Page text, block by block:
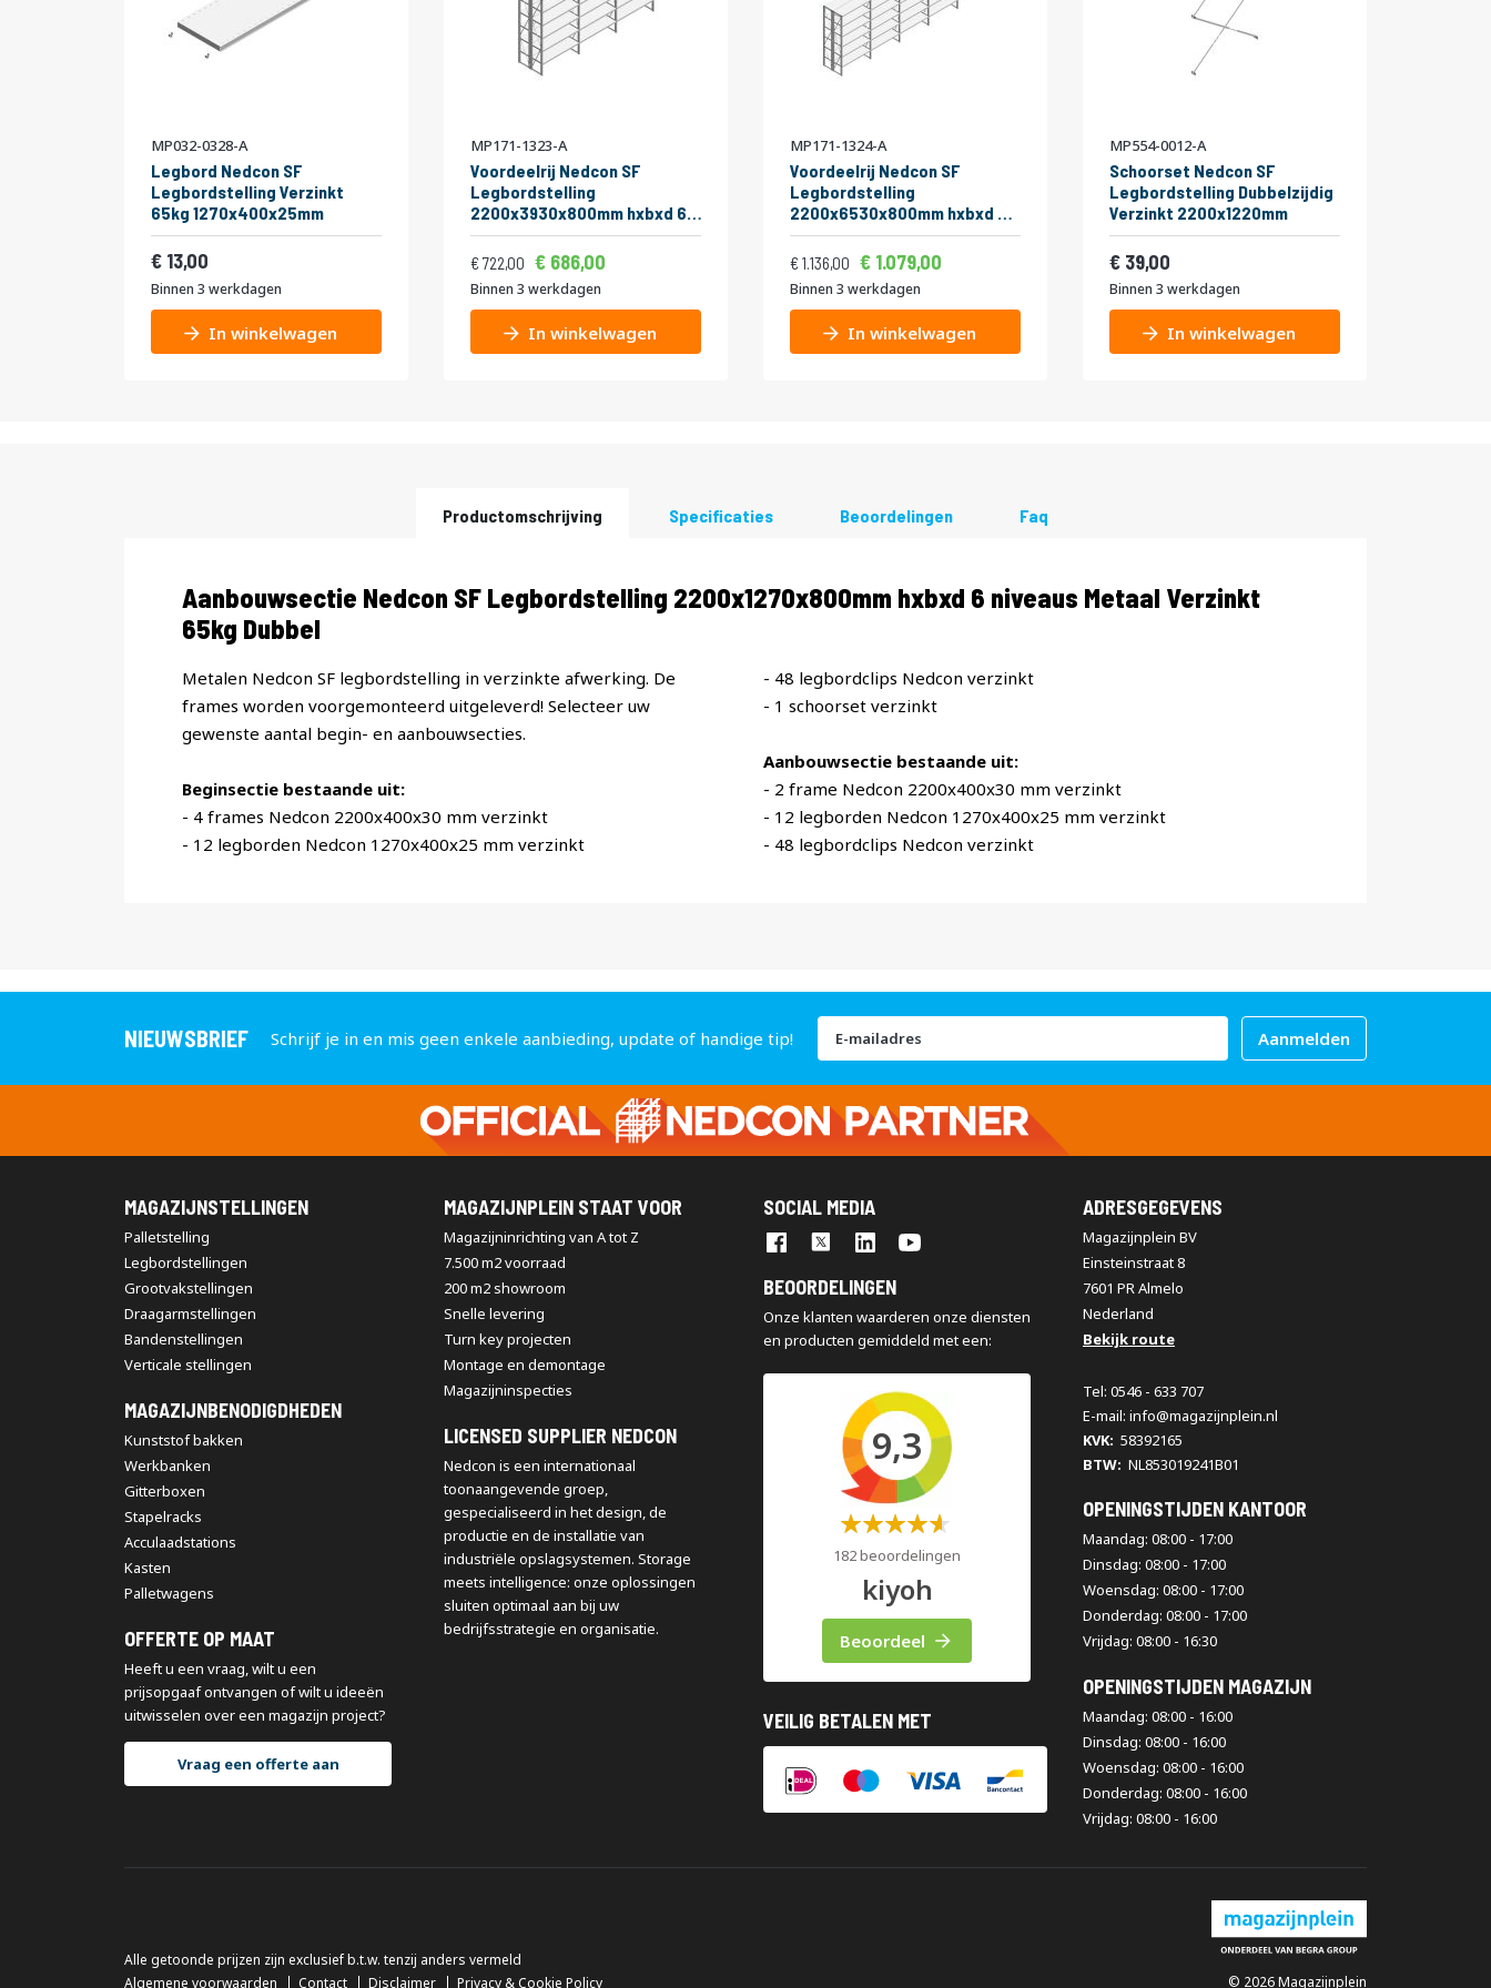
MP032-0328-A
Legbord Nedcon SF
Legbordstelling Verzinkt
65kg 1270x400x25mm
13,00
Binnen 3 werkdagen
In winkelwagen
MP171-1323-A
Voordeelrij Nedcon SF
Legbordstelling
2200x3930x800mm hxbxd 6
niveaus Metaal Verzinkt 65kg
Dubbel
Normale prijs
722,00 873,62
Vanaf
686,00
Binnen 3 werkdagen
In winkelwagen
MP171-1324-A
Voordeelrij Nedcon SF
Legbordstelling
2200x6530x800mm hxbxd 6
niveaus Metaal Verzinkt 65kg
Dubbel
Normale prijs
1.136,00 1.374,56
Vanaf
1.079,00
Binnen 3 werkdagen
In winkelwagen
MP554-0012-A
Schoorset Nedcon SF
Legbordstelling Dubbelzijdig
Verzinkt 2200x1220mm
Vanaf
39,00
Binnen 3 werkdagen
In winkelwagen
Productomschrijving
Productomschrijving
Aanbouwsectie Nedcon SF Legbordstelling 2200x1270x800mm hxbxd 6 niveaus Metaal Verzinkt
65kg Dubbel
Metalen Nedcon SF legbordstelling in verzinkte afwerking. De
frames worden voorgemonteerd uitgeleverd! Selecteer uw
gewenste aantal begin- en aanbouwsecties.
Beginsectie bestaande uit:
- 4 frames Nedcon 2200x400x30 mm verzinkt
- 12 legborden Nedcon 1270x400x25 mm verzinkt
- 48 legbordclips Nedcon verzinkt
- 1 schoorset verzinkt
Aanbouwsectie bestaande uit:
- 2 frame Nedcon 2200x400x30 mm verzinkt
- 12 legborden Nedcon 1270x400x25 mm verzinkt
- 48 legbordclips Nedcon verzinkt
Specificaties Beoordelingen Faq
NIEUWSBRIEF Schrijf je in en mis geen enkele aanbieding, update of handige tip!
Abonneer
op
onze
nieuwsbrief
Aanmelden
MAGAZIJNSTELLINGEN
Palletstelling
Legbordstellingen
Grootvakstellingen
Draagarmstellingen
Bandenstellingen
Verticale stellingen
MAGAZIJNBENODIGDHEDEN
Kunststof bakken
Werkbanken
Gitterboxen
Stapelracks
Acculaadstations
Kasten
Palletwagens
OFFERTE OP MAAT
Heeft u een vraag, wilt u een
prijsopgaaf ontvangen of wilt u ideeën
uitwisselen over een magazijn project?
Vraag een offerte aan
MAGAZIJNPLEIN STAAT VOOR
Magazijninrichting van A tot Z
7.500 m2 voorraad
200 m2 showroom
Snelle levering
Turn key projecten
Montage en demontage
Magazijninspecties
LICENSED SUPPLIER NEDCON
Nedcon is een internationaal
toonaangevende groep,
gespecialiseerd in het design, de
productie en de installatie van
industriële opslagsystemen. Storage
meets intelligence: onze oplossingen
sluiten optimaal aan bij uw
bedrijfsstrategie en organisatie.
SOCIAL MEDIA
BEOORDELINGEN
Onze klanten waarderen onze diensten
en producten gemiddeld met een:
9,3
Waardering:
182 beoordelingen
kiyoh
Beoordeel
VEILIG BETALEN MET
ADRESGEGEVENS
Magazijnplein BV
Einsteinstraat 8
7601 PR Almelo
Nederland
Bekijk route
Tel: 0546 - 633 707
E-mail: info@magazijnplein.nl
KVK: 58392165
BTW: NL853019241B01
OPENINGSTIJDEN KANTOOR
Maandag: 08:00 - 17:00
Dinsdag: 08:00 - 17:00
Woensdag: 08:00 - 17:00
Donderdag: 08:00 - 17:00
Vrijdag: 08:00 - 16:30
OPENINGSTIJDEN MAGAZIJN
Maandag: 08:00 - 16:00
Dinsdag: 08:00 - 16:00
Woensdag: 08:00 - 16:00
Donderdag: 08:00 - 16:00
Vrijdag: 08:00 - 16:00
Alle getoonde prijzen zijn exclusief b.t.w. tenzij anders vermeld
Algemene voorwaarden
Contact Disclaimer Privacy & Cookie Policy © 2026 Magazijnplein